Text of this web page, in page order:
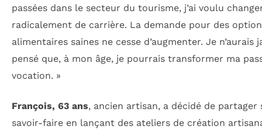
passées dans le secteur du tourisme, j’ai voulu
radicalement de carrière. La demande pour des
alimentaires saines ne cesse d’augmenter. Je n’aurais
pensé que, à mon âge, je pourrais transformer ma
vocation. »
François, 63 ans, ancien artisan, a décidé de partager
savoir-faire en lançant des ateliers de création